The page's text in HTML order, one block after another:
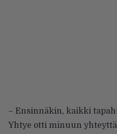
– Ensinnäkin, kaikki
Yhtye otti minuun